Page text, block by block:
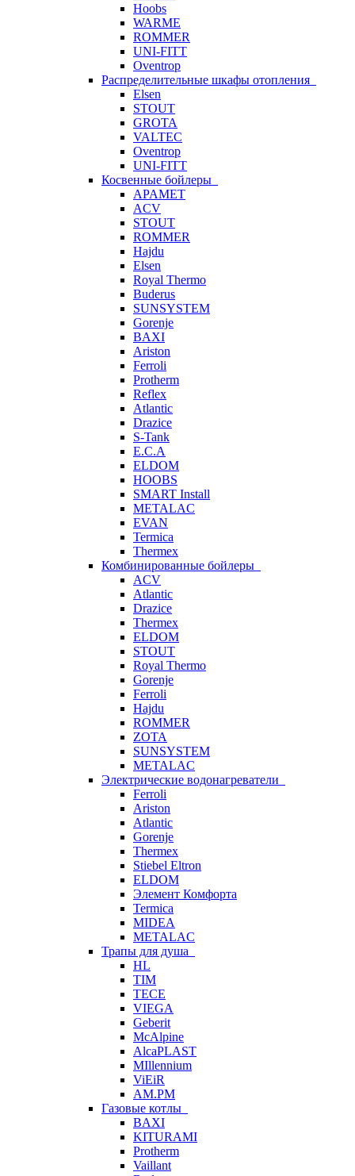
Hoobs
WARME
ROMMER
UNI-FITT
Oventrop
Распределительные шкафы отопления
Elsen
STOUT
GROTA
VALTEC
Oventrop
UNI-FITT
Косвенные бойлеры
APAMET
ACV
STOUT
ROMMER
Hajdu
Elsen
Royal Thermo
Buderus
SUNSYSTEM
Gorenje
BAXI
Ariston
Ferroli
Protherm
Reflex
Atlantic
Drazice
S-Tank
E.C.A
ELDOM
HOOBS
SMART Install
METALAC
EVAN
Termica
Thermex
Комбинированные бойлеры
ACV
Atlantic
Drazice
Thermex
ELDOM
STOUT
Royal Thermo
Gorenje
Ferroli
Hajdu
ROMMER
ZOTA
SUNSYSTEM
METALAC
Электрические водонагреватели
Ferroli
Ariston
Atlantic
Gorenje
Thermex
Stiebel Eltron
ELDOM
Элемент Комфорта
Termica
MIDEA
METALAC
Трапы для душа
HL
TIM
TECE
VIEGA
Geberit
McAlpine
AlcaPLAST
MIllennium
ViEiR
AM.PM
Газовые котлы
BAXI
KITURAMI
Protherm
Vaillant